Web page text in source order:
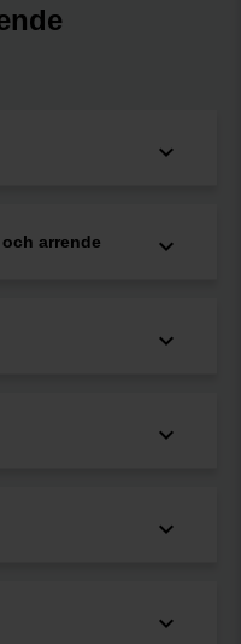
arrende